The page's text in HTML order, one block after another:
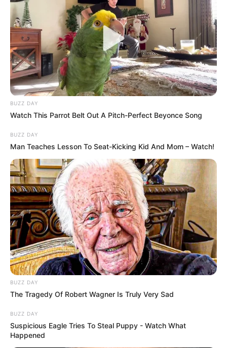
Laci kikapcsolta a telefonját, és onnantól kezdve
nem tudtunk róla semmit. Három héten át kerestük,
majd végül… Megtalálták 💔
🕊️Utolsó útjára kísérjük holnap ‼️14:30kor😔
A három hét alatt számtalan emberben felmerültek
BUZZ DAY
Watch This Parrot Belt Out A Pitch-Perfect Beyonce Song
BUZZ DAY
Man Teaches Lesson To Seat-Kicking Kid And Mom – Watch!
BUZZ DAY
The Tragedy Of Robert Wagner Is Truly Very Sad
BUZZ DAY
Suspicious Eagle Tries To Steal Puppy - Watch What
Happened